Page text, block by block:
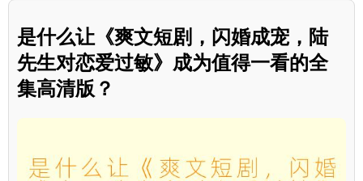
是什么让《爽文短剧，闪婚成宠，陆
先生对恋爱过敏》成为值得一看的全
集高清版？